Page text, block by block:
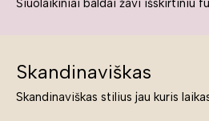
Skandinaviškas